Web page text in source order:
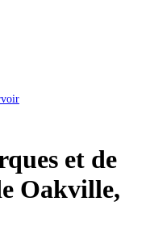
et de
Oakville,